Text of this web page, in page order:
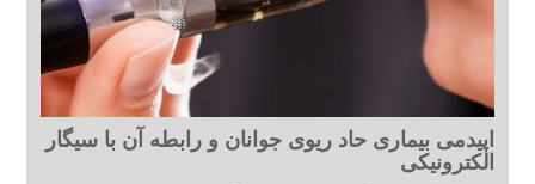
اپیدمی بیماری حاد ریوی جوانان و رابطه آن با سیگار
الکترونیکی